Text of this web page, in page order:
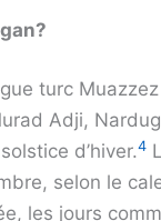
turc Muazzez
Adji,
d’hiver.4
selon le
les jours